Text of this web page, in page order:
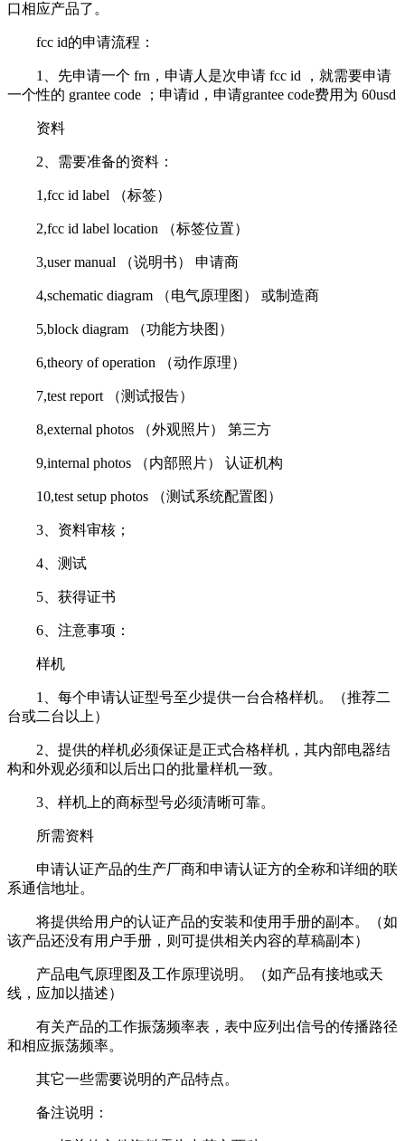
口相应产品了。
fcc id的申请流程：
1、先申请一个 frn，申请人是次申请 fcc id ，就需要申请
一个性的 grantee code ；申请id，申请grantee code费用为 60usd
资料
2、需要准备的资料：
1,fcc id label （标签）
2,fcc id label location （标签位置）
3,user manual （说明书） 申请商
4,schematic diagram （电气原理图） 或制造商
5,block diagram （功能方块图）
6,theory of operation （动作原理）
7,test report （测试报告）
8,external photos （外观照片） 第三方
9,internal photos （内部照片） 认证机构
10,test setup photos （测试系统配置图）
3、资料审核；
4、测试
5、获得证书
6、注意事项：
样机
1、每个申请认证型号至少提供一台合格样机。（推荐二
台或二台以上）
2、提供的样机必须保证是正式合格样机，其内部电器结
构和外观必须和以后出口的批量样机一致。
3、样机上的商标型号必须清晰可靠。
所需资料
申请认证产品的生产厂商和申请认证方的全称和详细的联
系通信地址。
将提供给用户的认证产品的安装和使用手册的副本。（如
该产品还没有用户手册，则可提供相关内容的草稿副本）
产品电气原理图及工作原理说明。（如产品有接地或天
线，应加以描述）
有关产品的工作振荡频率表，表中应列出信号的传播路径
和相应振荡频率。
其它一些需要说明的产品特点。
备注说明：